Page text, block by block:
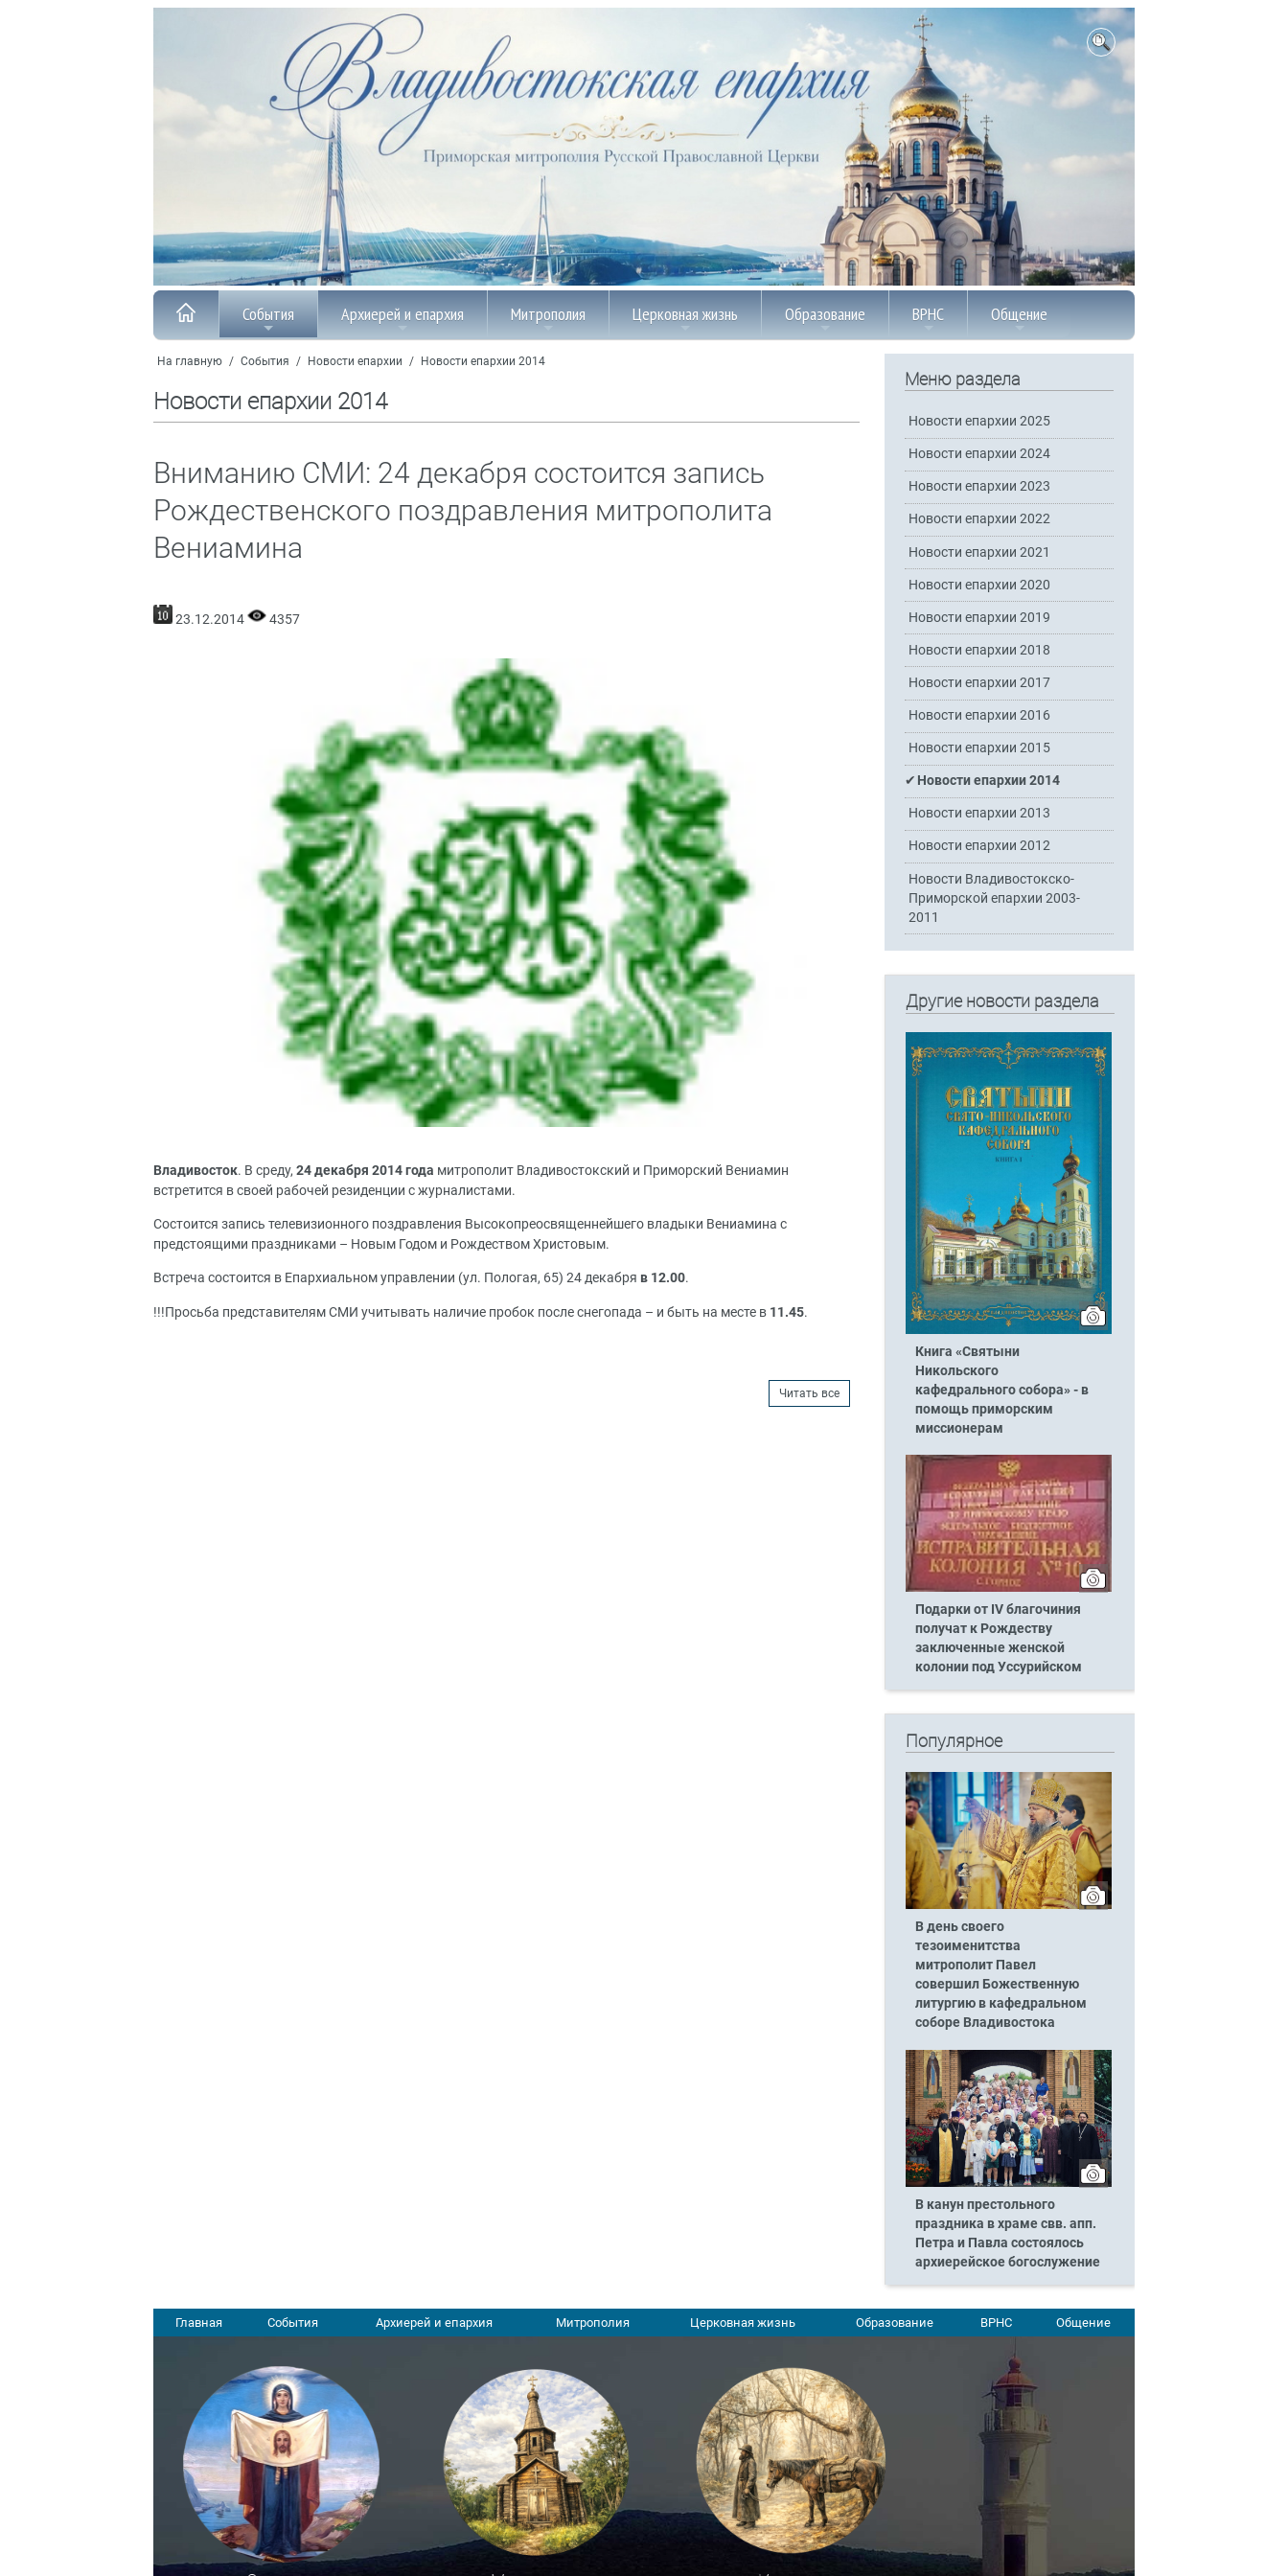
События Архиерей и епархия Митрополия Церковная жизнь Образование ВРНС Общение
На главную / События / Новости епархии / Новости епархии 2014
Новости епархии 2014
Вниманию СМИ: 24 декабря состоится запись
Рождественского поздравления митрополита
Вениамина
23.12.2014 4357
Владивосток. В среду, 24 декабря 2014 года митрополит Владивостокский и Приморский Вениамин
встретится в своей рабочей резиденции с журналистами.
Состоится запись телевизионного поздравления Высокопреосвященнейшего владыки Вениамина с
предстоящими праздниками – Новым Годом и Рождеством Христовым.
Встреча состоится в Епархиальном управлении (ул. Пологая, 65) 24 декабря в 12.00.
!!!Просьба представителям СМИ учитывать наличие пробок после снегопада – и быть на месте в 11.45.
Читать все
Меню раздела
Новости епархии 2025
Новости епархии 2024
Новости епархии 2023
Новости епархии 2022
Новости епархии 2021
Новости епархии 2020
Новости епархии 2019
Новости епархии 2018
Новости епархии 2017
Новости епархии 2016
Новости епархии 2015
Новости епархии 2014
Новости епархии 2013
Новости епархии 2012
Новости Владивостокско-
Приморской епархии 2003-
2011
Другие новости раздела
Книга «Святыни
Никольского
кафедрального собора» - в
помощь приморским
миссионерам
Подарки от IV благочиния
получат к Рождеству
заключенные женской
колонии под Уссурийском
Популярное
В день своего
тезоименитства
митрополит Павел
совершил Божественную
литургию в кафедральном
соборе Владивостока
В канун престольного
праздника в храме свв. апп.
Петра и Павла состоялось
архиерейское богослужение
Главная События Архиерей и епархия Митрополия Церковная жизнь Образование ВРНС Общение